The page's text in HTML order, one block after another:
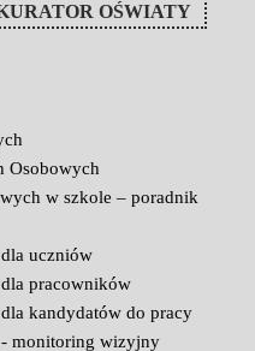
OŚWIATY
Osobowych
w szkole – poradnik
uczniów
pracowników
kandydatów do pracy
monitoring wizyjny